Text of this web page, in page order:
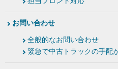
お問い合わせ
全般的なお問い合わせ
緊急で中古トラックの手配